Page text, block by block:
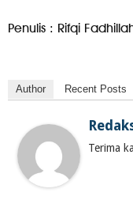
Penulis : Rifqi
Author Recent Posts
Terima